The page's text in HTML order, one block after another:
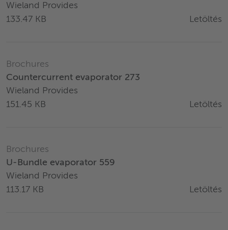
Wieland Provides
133.47 KB
Letöltés
Brochures
Countercurrent evaporator 273
Wieland Provides
151.45 KB
Letöltés
Brochures
U-Bundle evaporator 559
Wieland Provides
113.17 KB
Letöltés